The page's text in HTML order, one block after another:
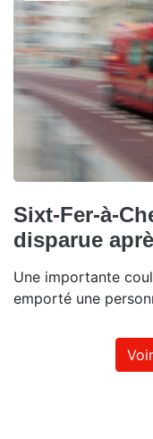
Sixt-Fer-à-
disparue
Une importante
emporté une